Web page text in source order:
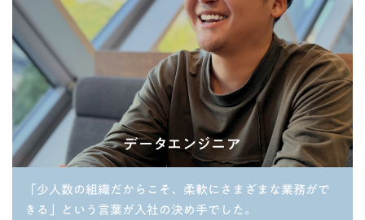
データエンジニア
「少人数の組織だからこそ、柔軟にさまざまな業務がで
きる」という言葉が入社の決め手でした。